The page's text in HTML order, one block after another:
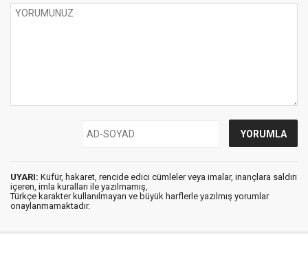
UYARI: Küfür, hakaret, rencide edici cümleler veya imalar, inançlara saldırı
içeren, imla kuralları ile yazılmamış,
Türkçe karakter kullanılmayan ve büyük harflerle yazılmış yorumlar
onaylanmamaktadır.